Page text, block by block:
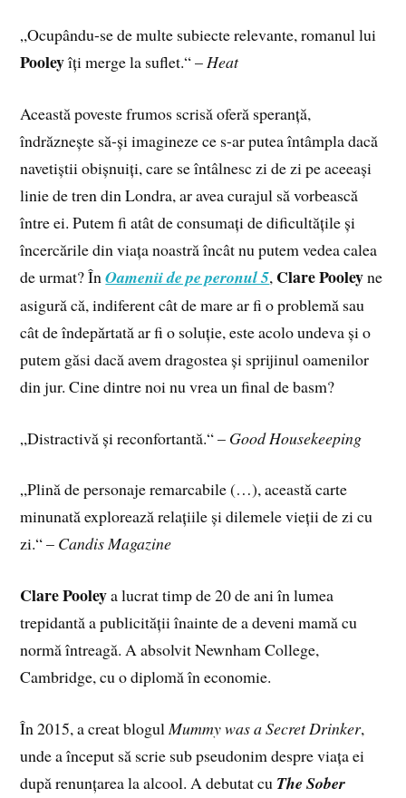
„Ocupându-se de multe subiecte relevante, romanul lui
Pooleyîți merge la suflet.“ –Heat
Această poveste frumos scrisă oferă speranță,
îndrăznește să-și imagineze ce s-ar putea întâmpla dacă
navetiștii obișnuiți, care se întâlnesc zi de zi pe aceeași
linie de tren din Londra, ar avea curajul să vorbească
între ei. Putem fi atât de consumați de dificultățile și
încercările din viața noastră încât nu putem vedea calea
de urmat? ÎnOamenii de pe peronul 5, Clare Pooleyne
asigură că, indiferent cât de mare ar fi o problemă sau
cât de îndepărtată ar fi o soluție, este acolo undeva și o
putem găsi dacă avem dragostea și sprijinul oamenilor
din jur. Cine dintre noi nu vrea un final de basm?
„Distractivă și reconfortantă.“ – Good Housekeeping
„Plină de personaje remarcabile (…), această carte
minunată explorează relațiile și dilemele vieții de zi cu
zi.“ – Candis Magazine
Clare Pooleya lucrat timp de 20 de ani în lumea
trepidantă a publicității înainte de a deveni mamă cu
normă întreagă. A absolvit Newnham College,
Cambridge, cu o diplomă în economie.
În 2015, a creat blogulMummy was a Secret Drinker,
unde a început să scrie sub pseudonim despre viața ei
după renunțarea la alcool. A debutat cu The Sober